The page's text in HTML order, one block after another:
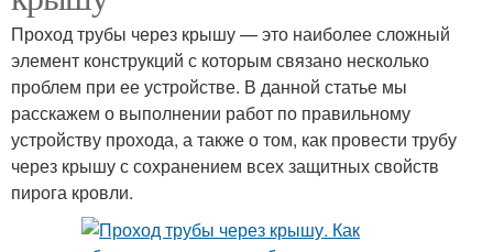
Проход трубы через крышу — это наиболее сложный
элемент конструкций с которым связано несколько
проблем при ее устройстве. В данной статье мы
расскажем о выполнении работ по правильному
устройству прохода, а также о том, как провести трубу
через крышу с сохранением всех защитных свойств
пирога кровли.